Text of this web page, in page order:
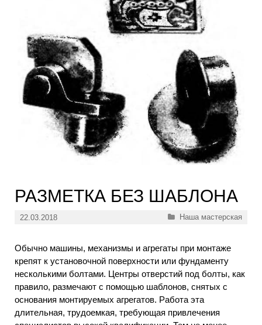
РАЗМЕТКА БЕЗ ШАБЛОНА
22.03.2018 Рубрики
Наша мастерская
Обычно машины, механизмы и агрегаты при монтаже
крепят к установочной поверхности или фундаменту
несколькими болтами. Центры отверстий под болты, как
правило, размечают с помощью шаблонов, снятых с
основания монтируемых агрегатов. Работа эта
длительная, трудоемкая, требующая привлечения